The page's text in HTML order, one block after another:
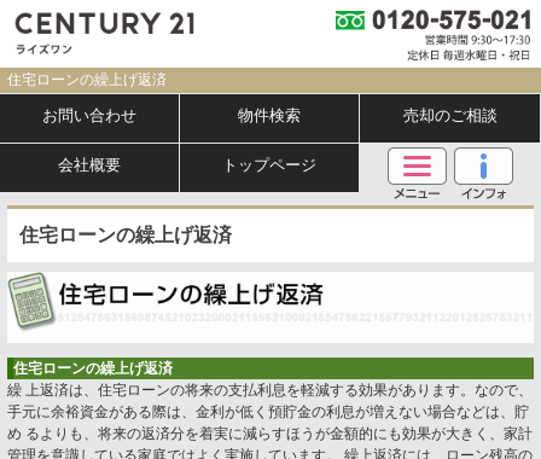
住宅ローンの繰上げ返済
お問い合わせ 物件検索 売却のご相談
会社概要 トップページ
住宅ローンの繰上げ返済
住宅ローンの繰上げ返済
繰 上返済は、住宅ローンの将来の支払利息を軽減する効果があります。なので、
手元に余裕資金がある際は、金利が低く預貯金の利息が増えない場合などは、貯
め るよりも、将来の返済分を着実に減らすほうが金額的にも効果が大きく、家計